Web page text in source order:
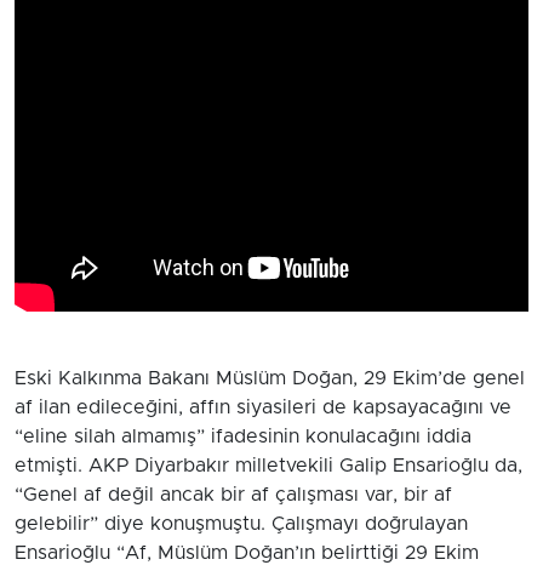
Eski Kalkınma Bakanı Müslüm Doğan, 29 Ekim’de genel
af ilan edileceğini, affın siyasileri de kapsayacağını ve
“eline silah almamış” ifadesinin konulacağını iddia
etmişti. AKP Diyarbakır milletvekili Galip Ensarioğlu da,
“Genel af değil ancak bir af çalışması var, bir af
gelebilir” diye konuşmuştu. Çalışmayı doğrulayan
Ensarioğlu “Af, Müslüm Doğan’ın belirttiği 29 Ekim